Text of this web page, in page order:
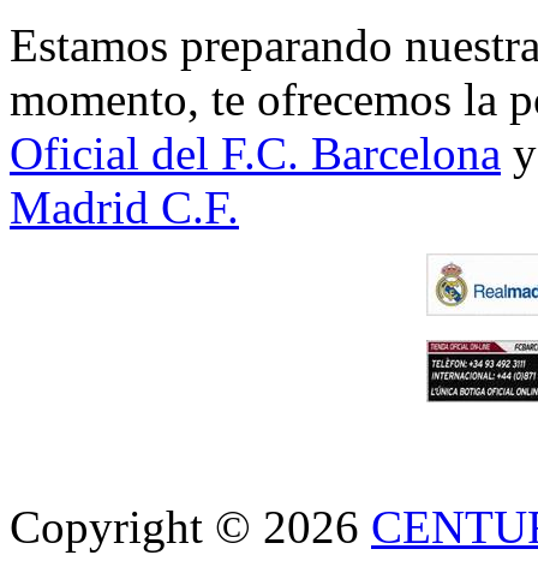
Estamos preparando
momento, te ofrecemos la
Oficial del F.C. Barcelona
Madrid C.F.
Copyright © 2026